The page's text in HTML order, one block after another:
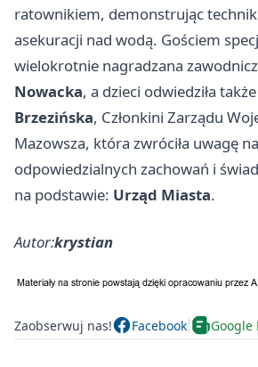
ratownikiem, demonstrując
asekuracji nad wodą. Gościem
wielokrotnie nagradzana
Nowacka, a dzieci odwiedziła także
Brzezińska, Członkini Zarządu
Mazowsza, która zwróciła uwagę
odpowiedzialnych zachowań i
na podstawie: Urząd Miasta.
Autor:krystian
Zaobserwuj nas! Facebook Google